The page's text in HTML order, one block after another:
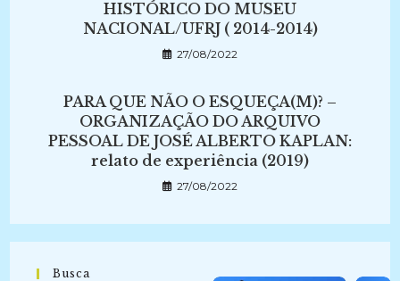
HISTÓRICO DO MUSEU
NACIONAL/UFRJ ( 2014-2014)
27/08/2022
PARA QUE NÃO O ESQUEÇA(M)? –
ORGANIZAÇÃO DO ARQUIVO
PESSOAL DE JOSÉ ALBERTO KAPLAN:
relato de experiência (2019)
27/08/2022
Busca